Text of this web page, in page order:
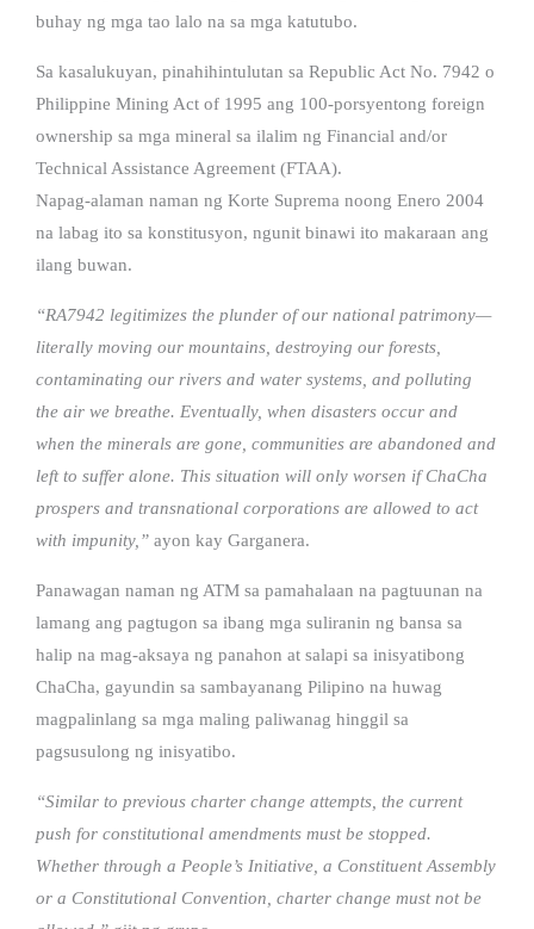
buhay ng mga tao lalo na sa mga katutubo.
Sa kasalukuyan, pinahihintulutan sa Republic Act No. 7942 o
Philippine Mining Act of 1995 ang 100-porsyentong foreign
ownership sa mga mineral sa ilalim ng Financial and/or
Technical Assistance Agreement (FTAA).
Napag-alaman naman ng Korte Suprema noong Enero 2004
na labag ito sa konstitusyon, ngunit binawi ito makaraan ang
ilang buwan.
“RA7942 legitimizes the plunder of our national patrimony—
literally moving our mountains, destroying our forests,
contaminating our rivers and water systems, and polluting
the air we breathe. Eventually, when disasters occur and
when the minerals are gone, communities are abandoned and
left to suffer alone. This situation will only worsen if ChaCha
prospers and transnational corporations are allowed to act
with impunity,” ayon kay Garganera.
Panawagan naman ng ATM sa pamahalaan na pagtuunan na
lamang ang pagtugon sa ibang mga suliranin ng bansa sa
halip na mag-aksaya ng panahon at salapi sa inisyatibong
ChaCha, gayundin sa sambayanang Pilipino na huwag
magpalinlang sa mga maling paliwanag hinggil sa
pagsusulong ng inisyatibo.
“Similar to previous charter change attempts, the current
push for constitutional amendments must be stopped.
Whether through a People’s Initiative, a Constituent Assembly
or a Constitutional Convention, charter change must not be